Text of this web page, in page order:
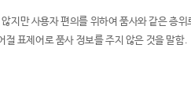
지만 사용자 편의를 위하여 품사와 같은 층위
절 표제어로 품사 정보를 주지 않은 것을 말함.